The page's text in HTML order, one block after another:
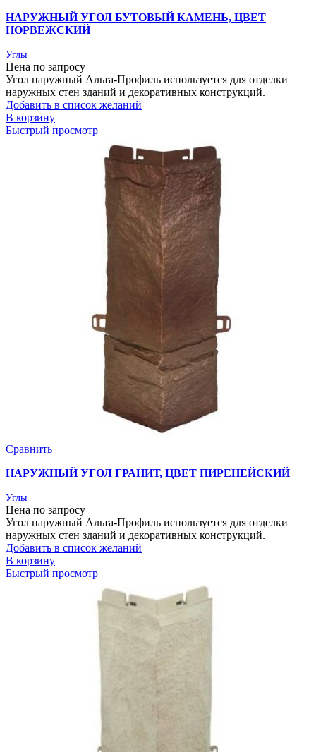
НАРУЖНЫЙ УГОЛ БУТОВЫЙ КАМЕНЬ, ЦВЕТ
НОРВЕЖСКИЙ
Углы
Цена по запросу
Угол наружный Альта-Профиль используется для отделки
наружных стен зданий и декоративных конструкций.
Добавить в список желаний
В корзину
Быстрый просмотр
Сравнить
НАРУЖНЫЙ УГОЛ ГРАНИТ, ЦВЕТ ПИРЕНЕЙСКИЙ
Углы
Цена по запросу
Угол наружный Альта-Профиль используется для отделки
наружных стен зданий и декоративных конструкций.
Добавить в список желаний
В корзину
Быстрый просмотр